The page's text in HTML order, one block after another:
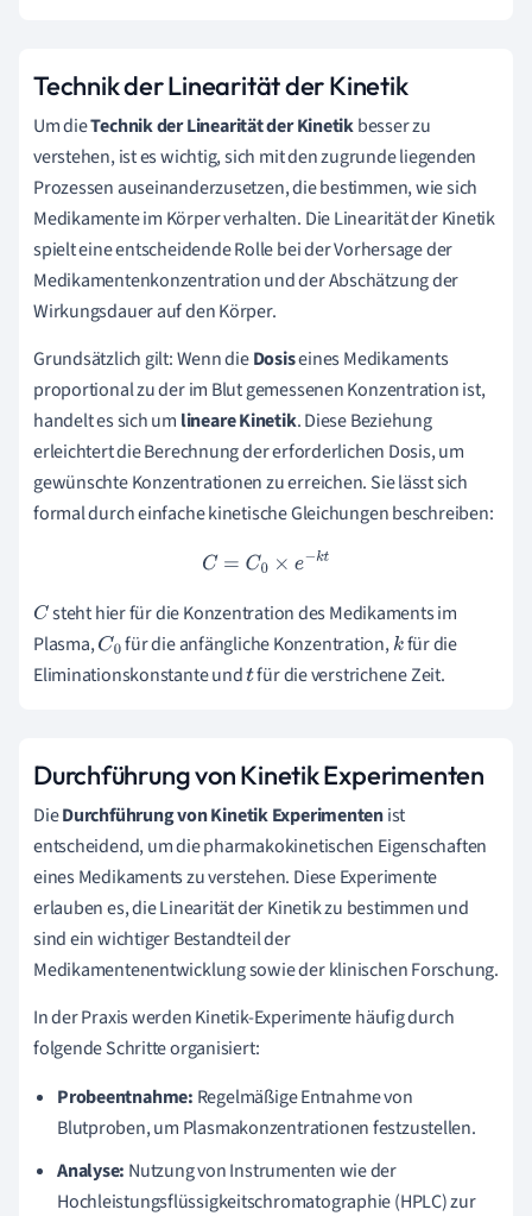
Technik der Linearität der Kinetik
Um dieTechnik der Linearität der Kinetikbesser zu
verstehen, ist es wichtig, sich mit den zugrunde liegenden
Prozessen auseinanderzusetzen, die bestimmen, wie sich
Medikamente im Körper verhalten. Die Linearität der Kinetik
spielt eine entscheidende Rolle bei der Vorhersage der
Medikamentenkonzentration und der Abschätzung der
Wirkungsdauer auf den Körper.
Grundsätzlich gilt: Wenn dieDosiseines Medikaments
proportional zu der im Blut gemessenen Konzentration ist,
handelt es sich um lineare Kinetik. Diese Beziehung
erleichtert die Berechnung der erforderlichen Dosis, um
gewünschte Konzentrationen zu erreichen. Sie lässt sich
formal durch einfache kinetische Gleichungen beschreiben:
C= C0× e− kt
C steht hier für die Konzentration des Medikaments im
Plasma,C0 für die anfängliche Konzentration,kfür die
Eliminationskonstante undtfür die verstrichene Zeit.
Durchführung von Kinetik Experimenten
DieDurchführung von Kinetik Experimentenist
entscheidend, um die pharmakokinetischen Eigenschaften
eines Medikaments zu verstehen. Diese Experimente
erlauben es, die Linearität der Kinetik zu bestimmen und
sind ein wichtiger Bestandteil der
Medikamentenentwicklung sowie der klinischen Forschung.
In der Praxis werden Kinetik-Experimente häufig durch
folgende Schritte organisiert:
Probeentnahme: Regelmäßige Entnahme von
Blutproben, um Plasmakonzentrationen festzustellen.
Analyse: Nutzung von Instrumenten wie der
Hochleistungsflüssigkeitschromatographie (HPLC) zur